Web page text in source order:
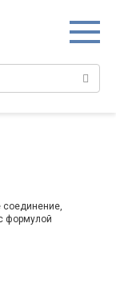
соединение,
формулой